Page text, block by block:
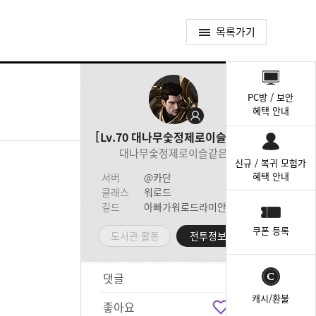
목록가기
Lv.70 대나무숯정제로이슬같은
대나무숯정제로이슬같은
서버
@카단
클래스
워로드
길드
아빠가워로드라미안해
도서관 활동 전투정보실
댓글
좋아요
PC방 / 보안
혜택 안내
신규 / 복귀 모험가
혜택 안내
쿠폰 등록
캐시/환불